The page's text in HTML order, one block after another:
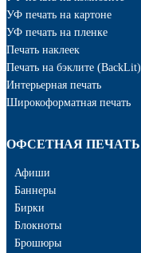
УФ печать на картоне
УФ печать на пленке
Печать наклеек
Печать на бэклите (BackLit)
Интерьерная печать
Широкоформатная печать
ОФСЕТНАЯ ПЕЧАТЬ
Афиши
Баннеры
Бирки
Блокноты
Брошюры